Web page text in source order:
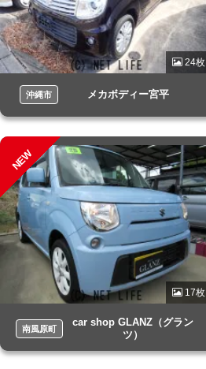
24枚
沖縄市 メカボディー宮平
NEW
17枚
南風原町
car shop GLANZ（グラン
ツ）